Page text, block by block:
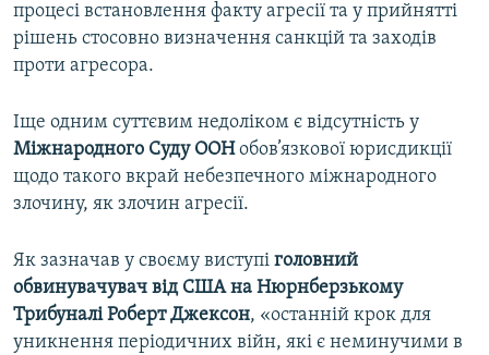
процесі встановлення факту агресії та у прийнятті
рішень стосовно визначення санкцій та заходів
проти агресора.
Іще одним суттєвим недоліком є відсутність у
Міжнародного Суду ООНобов’язкової юрисдикції
щодо такого вкрай небезпечного міжнародного
злочину, як злочин агресії.
Як зазначав у своєму виступі головний
обвинувачувач від США на Нюрнберзькому
Трибуналі Роберт Джексон, «останній крок для
уникнення періодичних війн, які є неминучими в